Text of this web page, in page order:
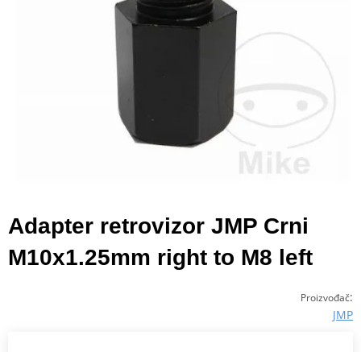
Adapter retrovizor JMP Crni
M10x1.25mm right to M8 left
Proizvođač:
JMP